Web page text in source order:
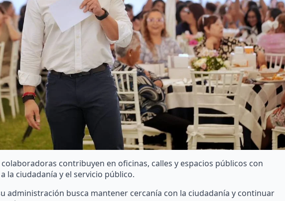
contribuyen en oficinas, calles y espacios públicos con
la ciudadanía y el servicio público.
administración busca mantener cercanía con la ciudadanía y continuar